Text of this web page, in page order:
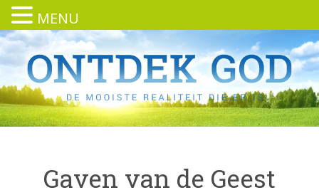
Gaven van de Geest
MENU